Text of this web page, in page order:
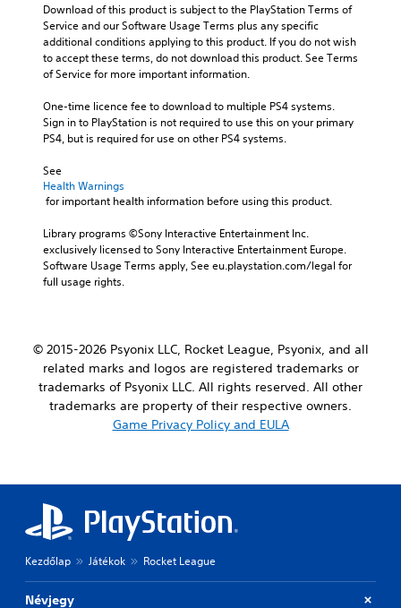
Download of this product is subject to the PlayStation Terms of
Service and our Software Usage Terms plus any specific
additional conditions applying to this product. If you do not wish
to accept these terms, do not download this product. See Terms
of Service for more important information.
One-time licence fee to download to multiple PS4 systems.
Sign in to PlayStation is not required to use this on your primary
PS4, but is required for use on other PS4 systems.
See
Health Warnings
for important health information before using this product.
Library programs ©Sony Interactive Entertainment Inc.
exclusively licensed to Sony Interactive Entertainment Europe.
Software Usage Terms apply, See eu.playstation.com/legal for
full usage rights.
© 2015-2026 Psyonix LLC, Rocket League, Psyonix, and all
related marks and logos are registered trademarks or
trademarks of Psyonix LLC. All rights reserved. All other
trademarks are property of their respective owners.
Game Privacy Policy and EULA
Kezdőlap Játékok Rocket League
Névjegy